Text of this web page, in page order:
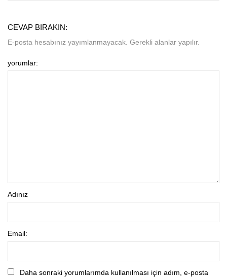
CEVAP BIRAKIN:
E-posta hesabınız yayımlanmayacak. Gerekli alanlar yapılır.
yorumlar:
Adınız
Email:
Daha sonraki yorumlarımda kullanılması için adım, e-posta